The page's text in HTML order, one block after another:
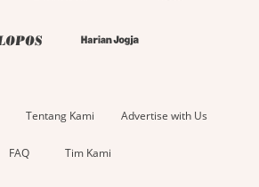
Tentang Kami Advertise with Us
FAQ Tim Kami